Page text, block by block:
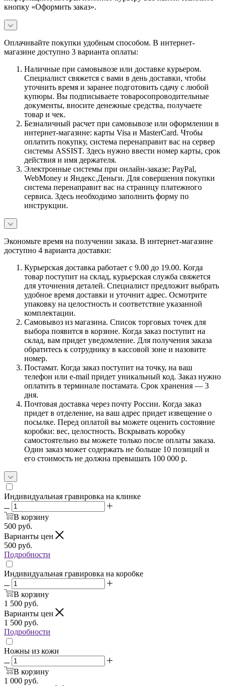
кнопку «Оформить заказ».
Оплачивайте покупки удобным способом. В интернет-
магазине доступно 3 варианта оплаты:
Наличные при самовывозе или доставке курьером.
Специалист свяжется с вами в день доставки, чтобы
уточнить время и заранее подготовить сдачу с любой
купюры. Вы подписываете товаросопроводительные
документы, вносите денежные средства, получаете
товар и чек.
Безналичный расчет при самовывозе или оформлении в
интернет-магазине: карты Visa и MasterCard. Чтобы
оплатить покупку, система перенаправит вас на сервер
системы ASSIST. Здесь нужно ввести номер карты, срок
действия и имя держателя.
Электронные системы при онлайн-заказе: PayPal,
WebMoney и Яндекс.Деньги. Для совершения покупки
система перенаправит вас на страницу платежного
сервиса. Здесь необходимо заполнить форму по
инструкции.
Экономьте время на получении заказа. В интернет-магазине
доступно 4 варианта доставки:
Курьерская доставка работает с 9.00 до 19.00. Когда
товар поступит на склад, курьерская служба свяжется
для уточнения деталей. Специалист предложит выбрать
удобное время доставки и уточнит адрес. Осмотрите
упаковку на целостность и соответствие указанной
комплектации.
Самовывоз из магазина. Список торговых точек для
выбора появится в корзине. Когда заказ поступит на
склад, вам придет уведомление. Для получения заказа
обратитесь к сотруднику в кассовой зоне и назовите
номер.
Постамат. Когда заказ поступит на точку, на ваш
телефон или e-mail придет уникальный код. Заказ нужно
оплатить в терминале постамата. Срок хранения — 3
дня.
Почтовая доставка через почту России. Когда заказ
придет в отделение, на ваш адрес придет извещение о
посылке. Перед оплатой вы можете оценить состояние
коробки: вес, целостность. Вскрывать коробку
самостоятельно вы можете только после оплаты заказа.
Один заказ может содержать не больше 10 позиций и
его стоимость не должна превышать 100 000 р.
Индивидуальная гравировка на клинке
В корзину
500 руб.
Варианты цен
500 руб.
Подробности
Индивидуальная гравировка на коробке
В корзину
1 500 руб.
Варианты цен
1 500 руб.
Подробности
Ножны из кожи
В корзину
1 000 руб.